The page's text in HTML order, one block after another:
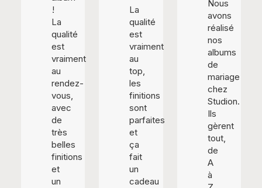
!
La
qualité
est
vraiment
au
rendez-
vous,
avec
de
très
belles
finitions
et
un
La
qualité
est
vraiment
au
top,
les
finitions
sont
parfaites
et
ça
fait
un
cadeau
Nous
avons
réalisé
nos
albums
de
mariage
chez
Studion.
Ils
gèrent
tout,
de
A
à